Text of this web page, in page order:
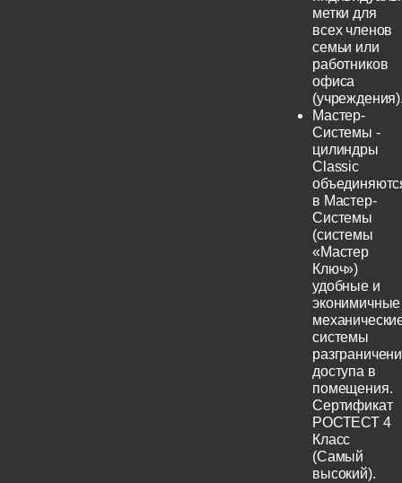
метки для
всех членов
семьи или
работников
офиса
Мастер-
Системы -
цилиндры
Classic
в Мастер-
Системы
(системы
«Мастер
Ключ»)
удобные и
эконимичные
системы
доступа в
помещения.
Сертификат
РОСТЕСТ 4
Класс
(Самый
высокий).